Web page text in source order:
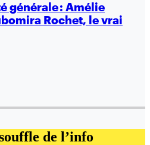
générale : Amélie
Rochet, le vrai
de l’info